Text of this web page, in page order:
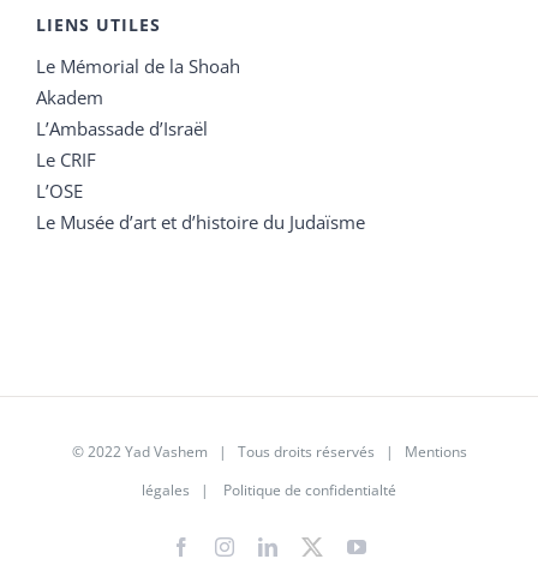
LIENS UTILES
Le Mémorial de la Shoah
Akadem
L’Ambassade d’Israël
Le CRIF
L’OSE
Le Musée d’art et d’histoire du Judaïsme
© 2022 Yad Vashem | Tous droits réservés | Mentions
légales | Politique de confidentialté
FacebookInstagramLinkedIn
X YouTube